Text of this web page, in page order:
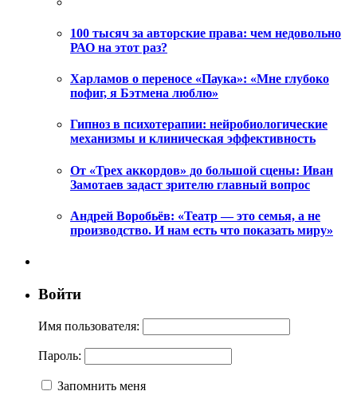
100 тысяч за авторские права: чем недовольно
РАО на этот раз?
Харламов о переносе «Паука»: «Мне глубоко
пофиг, я Бэтмена люблю»
Гипноз в психотерапии: нейробиологические
механизмы и клиническая эффективность
От «Трех аккордов» до большой сцены: Иван
Замотаев задаст зрителю главный вопрос
Андрей Воробьёв: «Театр — это семья, а не
производство. И нам есть что показать миру»
Войти
Имя пользователя:
Пароль:
Запомнить меня